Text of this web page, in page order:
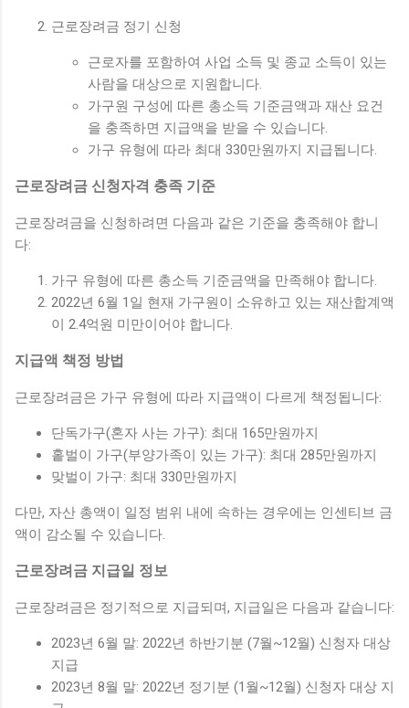
근로장려금 정기 신청
근로자를 포함하여 사업 소득 및 종교 소득이 있는
사람을 대상으로 지원합니다.
가구원 구성에 따른 총소득 기준금액과 재산 요건
을 충족하면 지급액을 받을 수 있습니다.
가구 유형에 따라 최대 330만원까지 지급됩니다.
근로장려금 신청자격 충족 기준
근로장려금을 신청하려면 다음과 같은 기준을 충족해야 합니
다:
가구 유형에 따른 총소득 기준금액을 만족해야 합니다.
2022년 6월 1일 현재 가구원이 소유하고 있는 재산합계액
이 2.4억원 미만이어야 합니다.
지급액 책정 방법
근로장려금은 가구 유형에 따라 지급액이 다르게 책정됩니다:
단독가구(혼자 사는 가구): 최대 165만원까지
홑벌이 가구(부양가족이 있는 가구): 최대 285만원까지
맞벌이 가구: 최대 330만원까지
다만, 자산 총액이 일정 범위 내에 속하는 경우에는 인센티브 금
액이 감소될 수 있습니다.
근로장려금 지급일 정보
근로장려금은 정기적으로 지급되며, 지급일은 다음과 같습니다:
2023년 6월 말: 2022년 하반기분 (7월~12월) 신청자 대상
지급
2023년 8월 말: 2022년 정기분 (1월~12월) 신청자 대상 지